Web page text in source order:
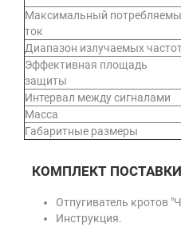
Максимальный
ток
Диапазон излучаемых
Эффективная площадь
защиты
Интервал между сигналами
Масса
Габаритные размеры
КОМПЛЕКТ
Отпугиватель кротов
Инструкция.